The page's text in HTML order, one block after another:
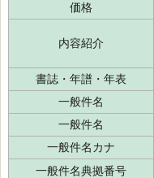
価格
内容紹介
書誌・年譜・年表
一般件名
一般件名
一般件名カナ
一般件名典拠番号